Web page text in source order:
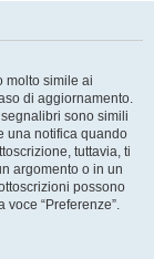
molto simile ai
di aggiornamento.
sono simili
una notifica quando
tuttavia, ti
argomento o in un
possono
“Preferenze”.